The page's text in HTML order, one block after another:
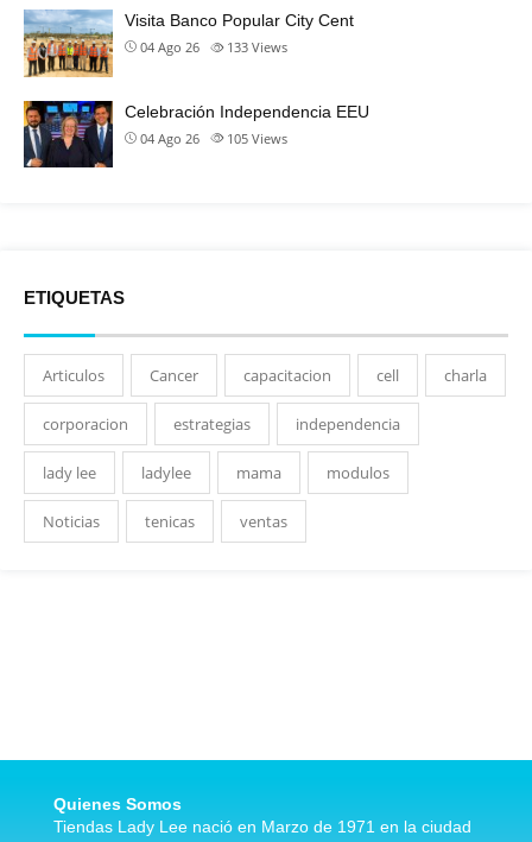
Visita Banco Popular City Cent
04 Ago 26 133 Views
Celebración Independencia EEU
04 Ago 26 105 Views
ETIQUETAS
Articulos Cancer capacitacion cell charla
corporacion estrategias independencia
lady lee ladylee mama modulos
Noticias tenicas ventas
Quienes Somos
Tiendas Lady Lee nació en Marzo de 1971 en la ciudad